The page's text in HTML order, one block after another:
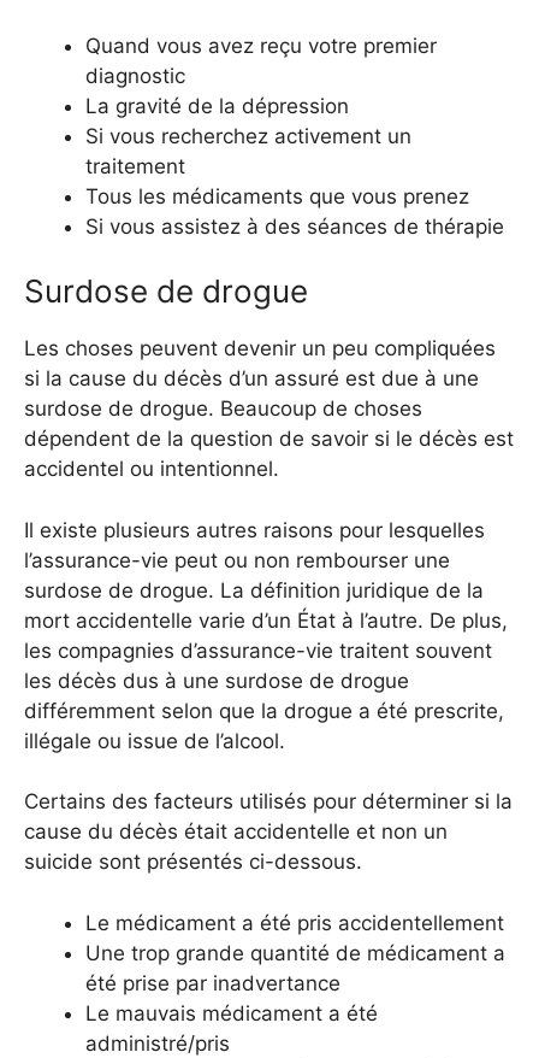
Quand vous avez reçu votre premier
diagnostic
La gravité de la dépression
Si vous recherchez activement un
traitement
Tous les médicaments que vous prenez
Si vous assistez à des séances de thérapie
Surdose de drogue
Les choses peuvent devenir un peu compliquées
si la cause du décès d’un assuré est due à une
surdose de drogue. Beaucoup de choses
dépendent de la question de savoir si le décès est
accidentel ou intentionnel.
Il existe plusieurs autres raisons pour lesquelles
l’assurance-vie peut ou non rembourser une
surdose de drogue. La définition juridique de la
mort accidentelle varie d’un État à l’autre. De plus,
les compagnies d’assurance-vie traitent souvent
les décès dus à une surdose de drogue
différemment selon que la drogue a été prescrite,
illégale ou issue de l’alcool.
Certains des facteurs utilisés pour déterminer si la
cause du décès était accidentelle et non un
suicide sont présentés ci-dessous.
Le médicament a été pris accidentellement
Une trop grande quantité de médicament a
été prise par inadvertance
Le mauvais médicament a été
administré/pris